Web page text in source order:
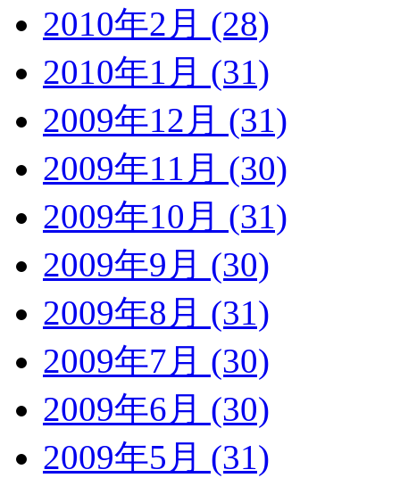
2010年2月 (28)
2010年1月 (31)
2009年12月 (31)
2009年11月 (30)
2009年10月 (31)
2009年9月 (30)
2009年8月 (31)
2009年7月 (30)
2009年6月 (30)
2009年5月 (31)